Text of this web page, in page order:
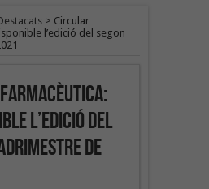
> Circular
l’edició del segon
l’edició del
de